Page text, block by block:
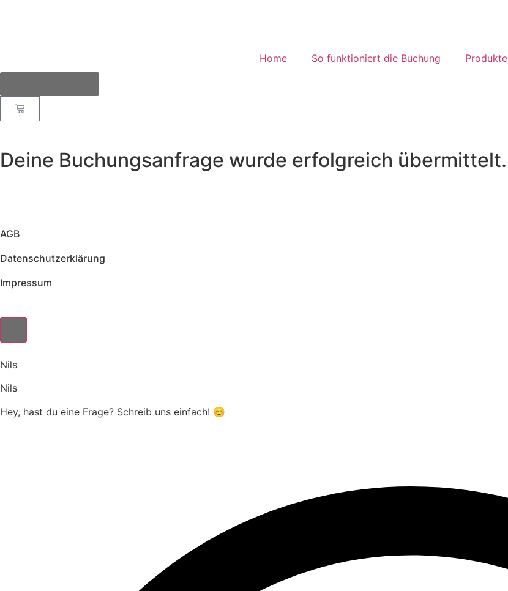
Home So funktioniert die Buchung Produkte
Deine Buchungsanfrage wurde erfolgreich übermittelt.
AGB
Datenschutzerklärung
Impressum
Nils
Nils
Hey, hast du eine Frage? Schreib uns einfach! 😊